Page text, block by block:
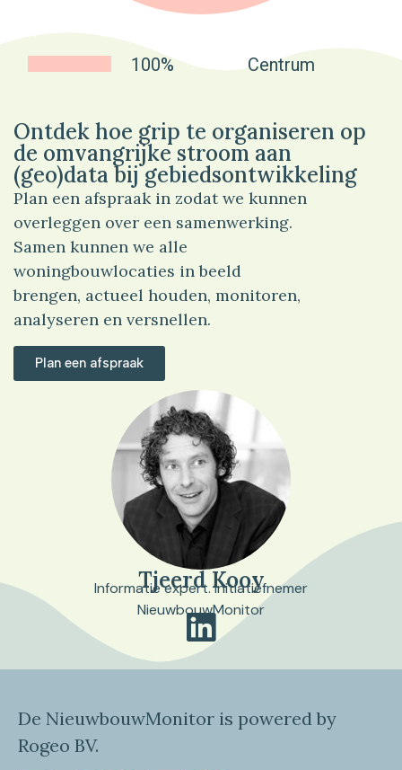
100% Centrum
Ontdek hoe grip te organiseren op
de omvangrijke stroom aan
(geo)data bij gebiedsontwikkeling
Plan een afspraak in zodat we kunnen
overleggen over een samenwerking.
Samen kunnen we alle
woningbouwlocaties in beeld
brengen, actueel houden, monitoren,
analyseren en versnellen.
Plan een afspraak
Tjeerd Kooy
Informatie expert. Initiatiefnemer
NieuwbouwMonitor
De NieuwbouwMonitor is powered by
Rogeo BV.